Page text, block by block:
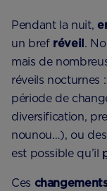
Pendant la nuit,
un bref réveil .
mais de
réveils nocturnes
période de
diversification,
nounou…), ou
est possible qu’il
Ces